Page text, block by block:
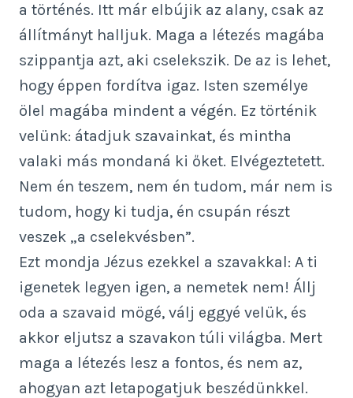
a történés. Itt már elbújik az alany, csak az
állítmányt halljuk. Maga a létezés magába
szippantja azt, aki cselekszik. De az is lehet,
hogy éppen fordítva igaz. Isten személye
ölel magába mindent a végén. Ez történik
velünk: átadjuk szavainkat, és mintha
valaki más mondaná ki őket. Elvégeztetett.
Nem én teszem, nem én tudom, már nem is
tudom, hogy ki tudja, én csupán részt
veszek „a cselekvésben”.
Ezt mondja Jézus ezekkel a szavakkal: A ti
igenetek legyen igen, a nemetek nem! Állj
oda a szavaid mögé, válj eggyé velük, és
akkor eljutsz a szavakon túli világba. Mert
maga a létezés lesz a fontos, és nem az,
ahogyan azt letapogatjuk beszédünkkel.